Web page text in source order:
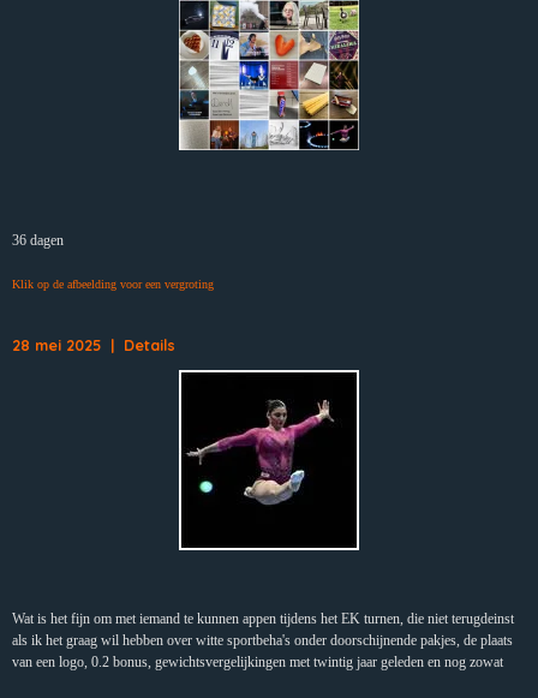
36 dagen
Klik op de afbeelding voor een vergroting
28 mei 2025 | Details
Wat is het fijn om met iemand te kunnen appen tijdens het EK turnen, die niet terugdeinst
als ik het graag wil hebben over witte sportbeha's onder doorschijnende pakjes, de plaats
van een logo, 0.2 bonus, gewichtsvergelijkingen met twintig jaar geleden en nog zowat